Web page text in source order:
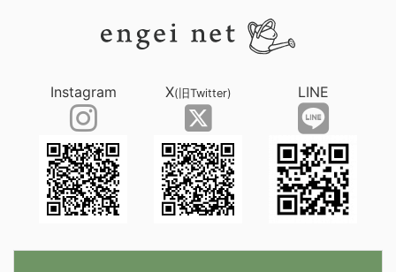
Instagram X(旧Twitter) LINE